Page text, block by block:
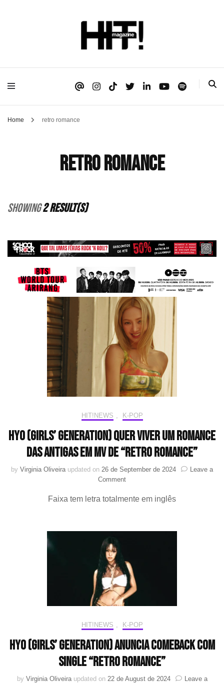
HIT!Magazine
Home retro romance
retro romance
Showing2 Result(s)
HIT!NEWS K-POP
HYO (Girls’ Generation) quer viver um romance
das antigas em MV de “Retro Romance”
by Virginia Oliveira updated on 26 de September de 2024
Leave a
Commenton
(Girls’
antigas
em
MV
de
“Retro
Faixa tem letra totalmente em inglês
HIT!NEWS K-POP
HYO (Girls’ Generation) anuncia comeback com
single “Retro Romance”
by Virginia Oliveira updated on 22 de August de 2024
Leave a